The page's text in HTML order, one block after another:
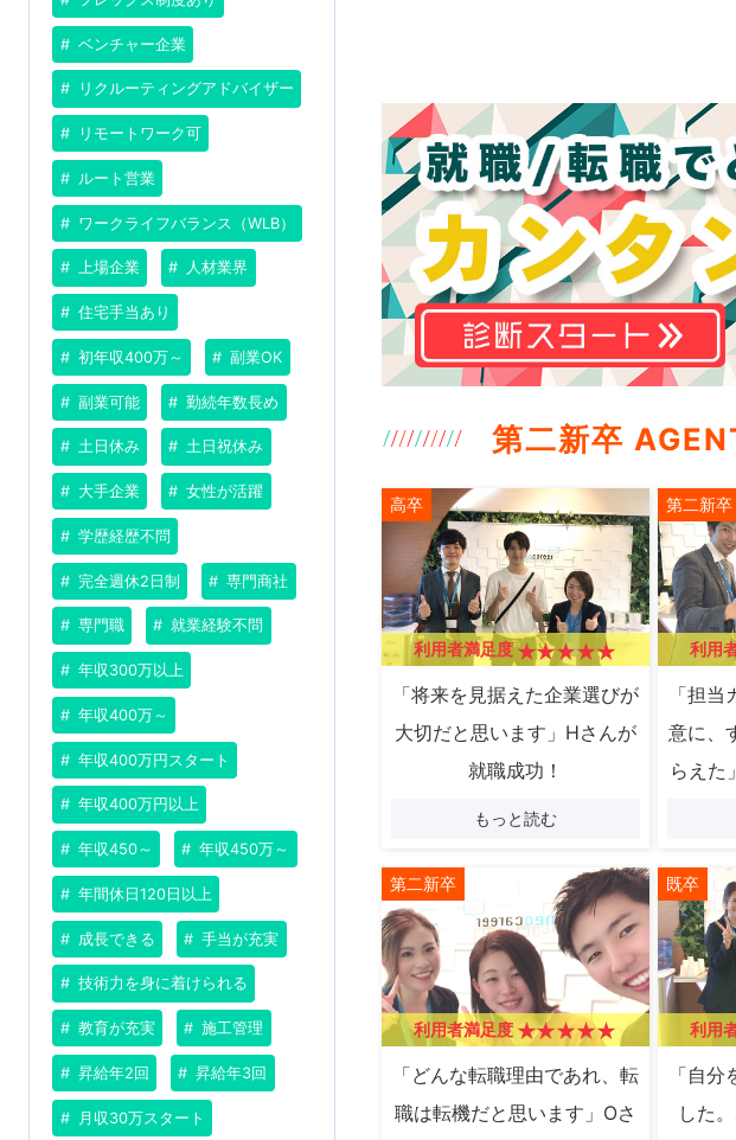
ベンチャー企業
リクルーティングアドバイザー
リモートワーク可
ルート営業
ワークライフバランス（WLB）
上場企業 人材業界
住宅手当あり
初年収400万～ 副業OK
副業可能 勤続年数長め
土日休み 土日祝休み
大手企業 女性が活躍
学歴経歴不問
完全週休2日制 専門商社
専門職 就業経験不問
年収300万以上
年収400万～
年収400万円スタート
年収400万円以上
年収450～ 年収450万～
年間休日120日以上
成長できる 手当が充実
技術力を身に着けられる
教育が充実 施工管理
昇給年2回 昇給年3回
月収30万スタート
第二新卒
高卒
利用者満足度
「将来を見据えた企業選びが
大切だと思います」Hさんが
就職成功！
もっと読む
第二新卒
利用
「担
意に、
らえた
第二新卒
利用者満足度
「どんな転職理由であれ、転
職は転機だと思います」Oさ
既卒
利用
「自
した